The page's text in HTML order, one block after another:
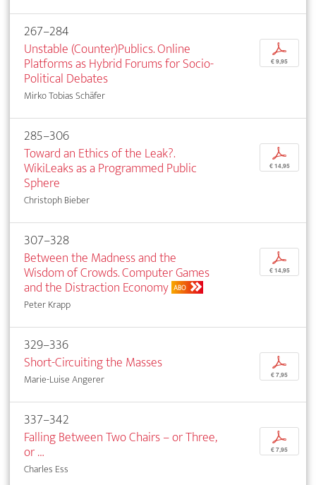
267–284
Unstable (Counter)Publics. Online
Platforms as Hybrid Forums for Socio-
Political Debates
Mirko Tobias Schäfer
p
€ 9,95
285–306
Toward an Ethics of the Leak?.
WikiLeaks as a Programmed Public
Sphere
Christoph Bieber
p
€ 14,95
307–328
Between the Madness and the
Wisdom of Crowds. Computer Games
and the Distraction Economy ABO
Peter Krapp
p
€ 14,95
329–336
Short-Circuiting the Masses
Marie-Luise Angerer
p
€ 7,95
337–342
Falling Between Two Chairs – or Three,
or …
Charles Ess
p
€ 7,95